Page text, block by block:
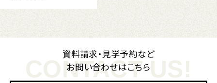
CONTACT US!
資料請求・見学予約など
お問い合わせはこちら